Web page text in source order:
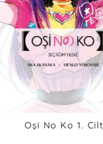
Oşi No Ko 1. Cilt